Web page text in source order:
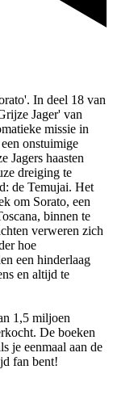
In deel 18 van
Jager' van
missie in
onstuimige
Jagers haasten
dreiging te
de Temujai. Het
om Sorato, een
binnen te
verweren zich
hoe
een hinderlaag
en altijd te
1,5 miljoen
De boeken
je eenmaal aan de
fan bent!